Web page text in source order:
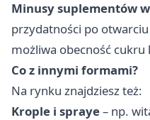
Minusy suplementów
przydatności po
możliwa obecność
Co z innymi formami?
Na rynku znajdziesz też:
Krople i spraye– np.